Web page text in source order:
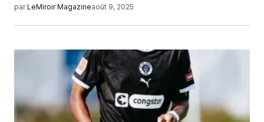
par LeMiroir Magazineaoût 9, 2025